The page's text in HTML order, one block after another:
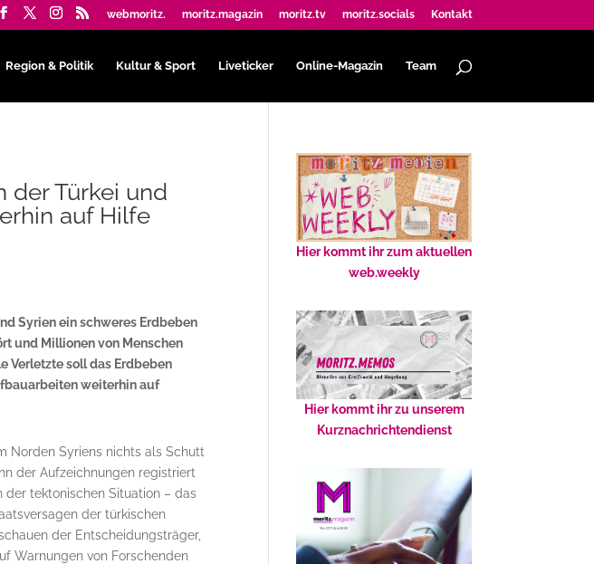
webmoritz. moritz.magazin moritz.tv moritz.socials Kontakt
Region & Politik Kultur & Sport Liveticker Online-Magazin Team
der Türkei und
auf Hilfe
Syrien ein schweres Erdbeben
und Millionen von Menschen
Verletzte soll das Erdbeben
weiterhin auf
Norden Syriens nichts als Schutt
der Aufzeichnungen registriert
der tektonischen Situation – das
der türkischen
der Entscheidungsträger,
Warnungen von Forschenden
Hier kommt ihr zum aktuellen
web.weekly
Hier kommt ihr zu unserem
Kurznachrichtendienst